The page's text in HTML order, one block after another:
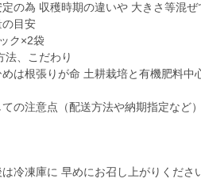
の為 収穫時期の違いや 大きさ等混
目安
ク×2袋
、こだわり
は根張りが命 土耕栽培と有機肥料中
の注意点（配送方法や納期指定など
冷凍庫に 早めにお召し上がりくださ